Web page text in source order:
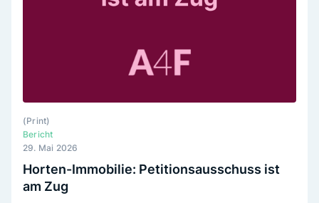
29. Mai 2026
Bericht
(Print)
Horten-Immobilie: Petitionsausschuss ist
am Zug